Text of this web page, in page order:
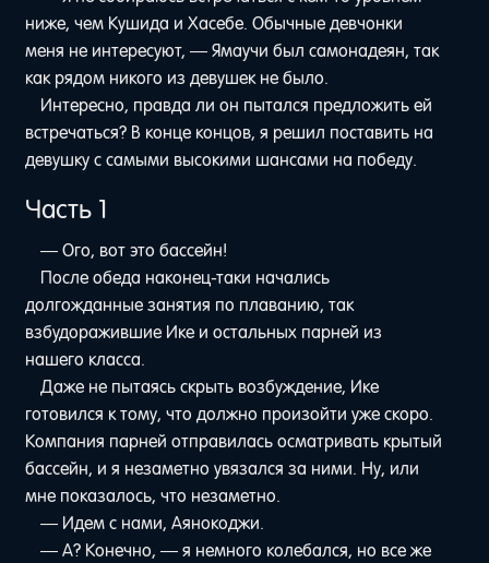
ниже, чем Кушида и Хасебе. Обычные девчонки
меня не интересуют, — Ямаучи был самонадеян, так
как рядом никого из девушек не было.
Интересно, правда ли он пытался предложить ей
встречаться? В конце концов, я решил поставить на
девушку с самыми высокими шансами на победу.
Часть 1
— Ого, вот это бассейн!
После обеда наконец-таки начались
долгожданные занятия по плаванию, так
взбудоражившие Ике и остальных парней из
нашего класса.
Даже не пытаясь скрыть возбуждение, Ике
готовился к тому, что должно произойти уже скоро.
Компания парней отправилась осматривать крытый
бассейн, и я незаметно увязался за ними. Ну, или
мне показалось, что незаметно.
— Идем с нами, Аянокоджи.
— А? Конечно, — я немного колебался, но все же